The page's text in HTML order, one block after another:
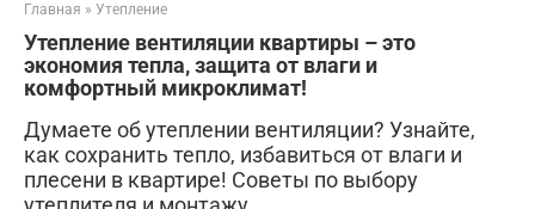
Главная » Утепление
Утепление вентиляции квартиры – это
экономия тепла‚ защита от влаги и
комфортный микроклимат!
Думаете об утеплении вентиляции? Узнайте,
как сохранить тепло, избавиться от влаги и
плесени в квартире! Советы по выбору